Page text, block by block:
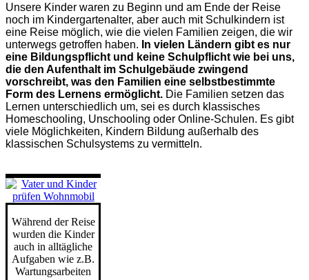
Unsere Kinder waren zu Beginn und am Ende der Reise
noch im Kindergartenalter, aber auch mit Schulkindern ist
eine Reise möglich, wie die vielen Familien zeigen, die wir
unterwegs getroffen haben. In vielen Ländern gibt es nur
eine Bildungspflicht und keine Schulpflicht wie bei uns,
die den Aufenthalt im Schulgebäude zwingend
vorschreibt, was den Familien eine selbstbestimmte
Form des Lernens ermöglicht. Die Familien setzen das
Lernen unterschiedlich um, sei es durch klassisches
Homeschooling, Unschooling oder Online-Schulen. Es gibt
viele Möglichkeiten, Kindern Bildung außerhalb des
klassischen Schulsystems zu vermitteln.
Während der Reise
wurden die Kinder
auch in alltägliche
Aufgaben wie z.B.
Wartungsarbeiten